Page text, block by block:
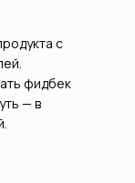
с
фидбек
— в